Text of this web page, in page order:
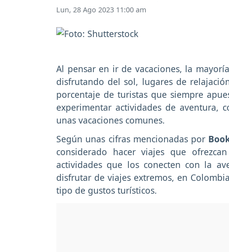
Lun, 28 Ago 2023 11:00 am
Al pensar en ir de vacaciones, la
disfrutando del sol, lugares de
porcentaje de turistas que siempre
experimentar actividades de aventura,
unas vacaciones comunes.
Según unas cifras mencionadas por
considerado hacer viajes que
actividades que los conecten con la
disfrutar de viajes extremos, en
tipo de gustos turísticos.